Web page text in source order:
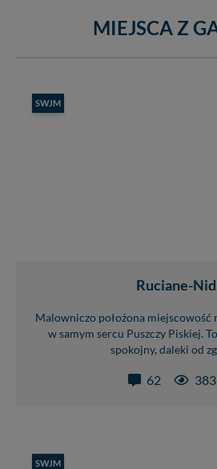
MIEJSCA Z
SWJM
Ruciane-
Malowniczo położona miejscowość
w samym sercu Puszczy Piskiej.
spokojny, daleki od
62
SWJM